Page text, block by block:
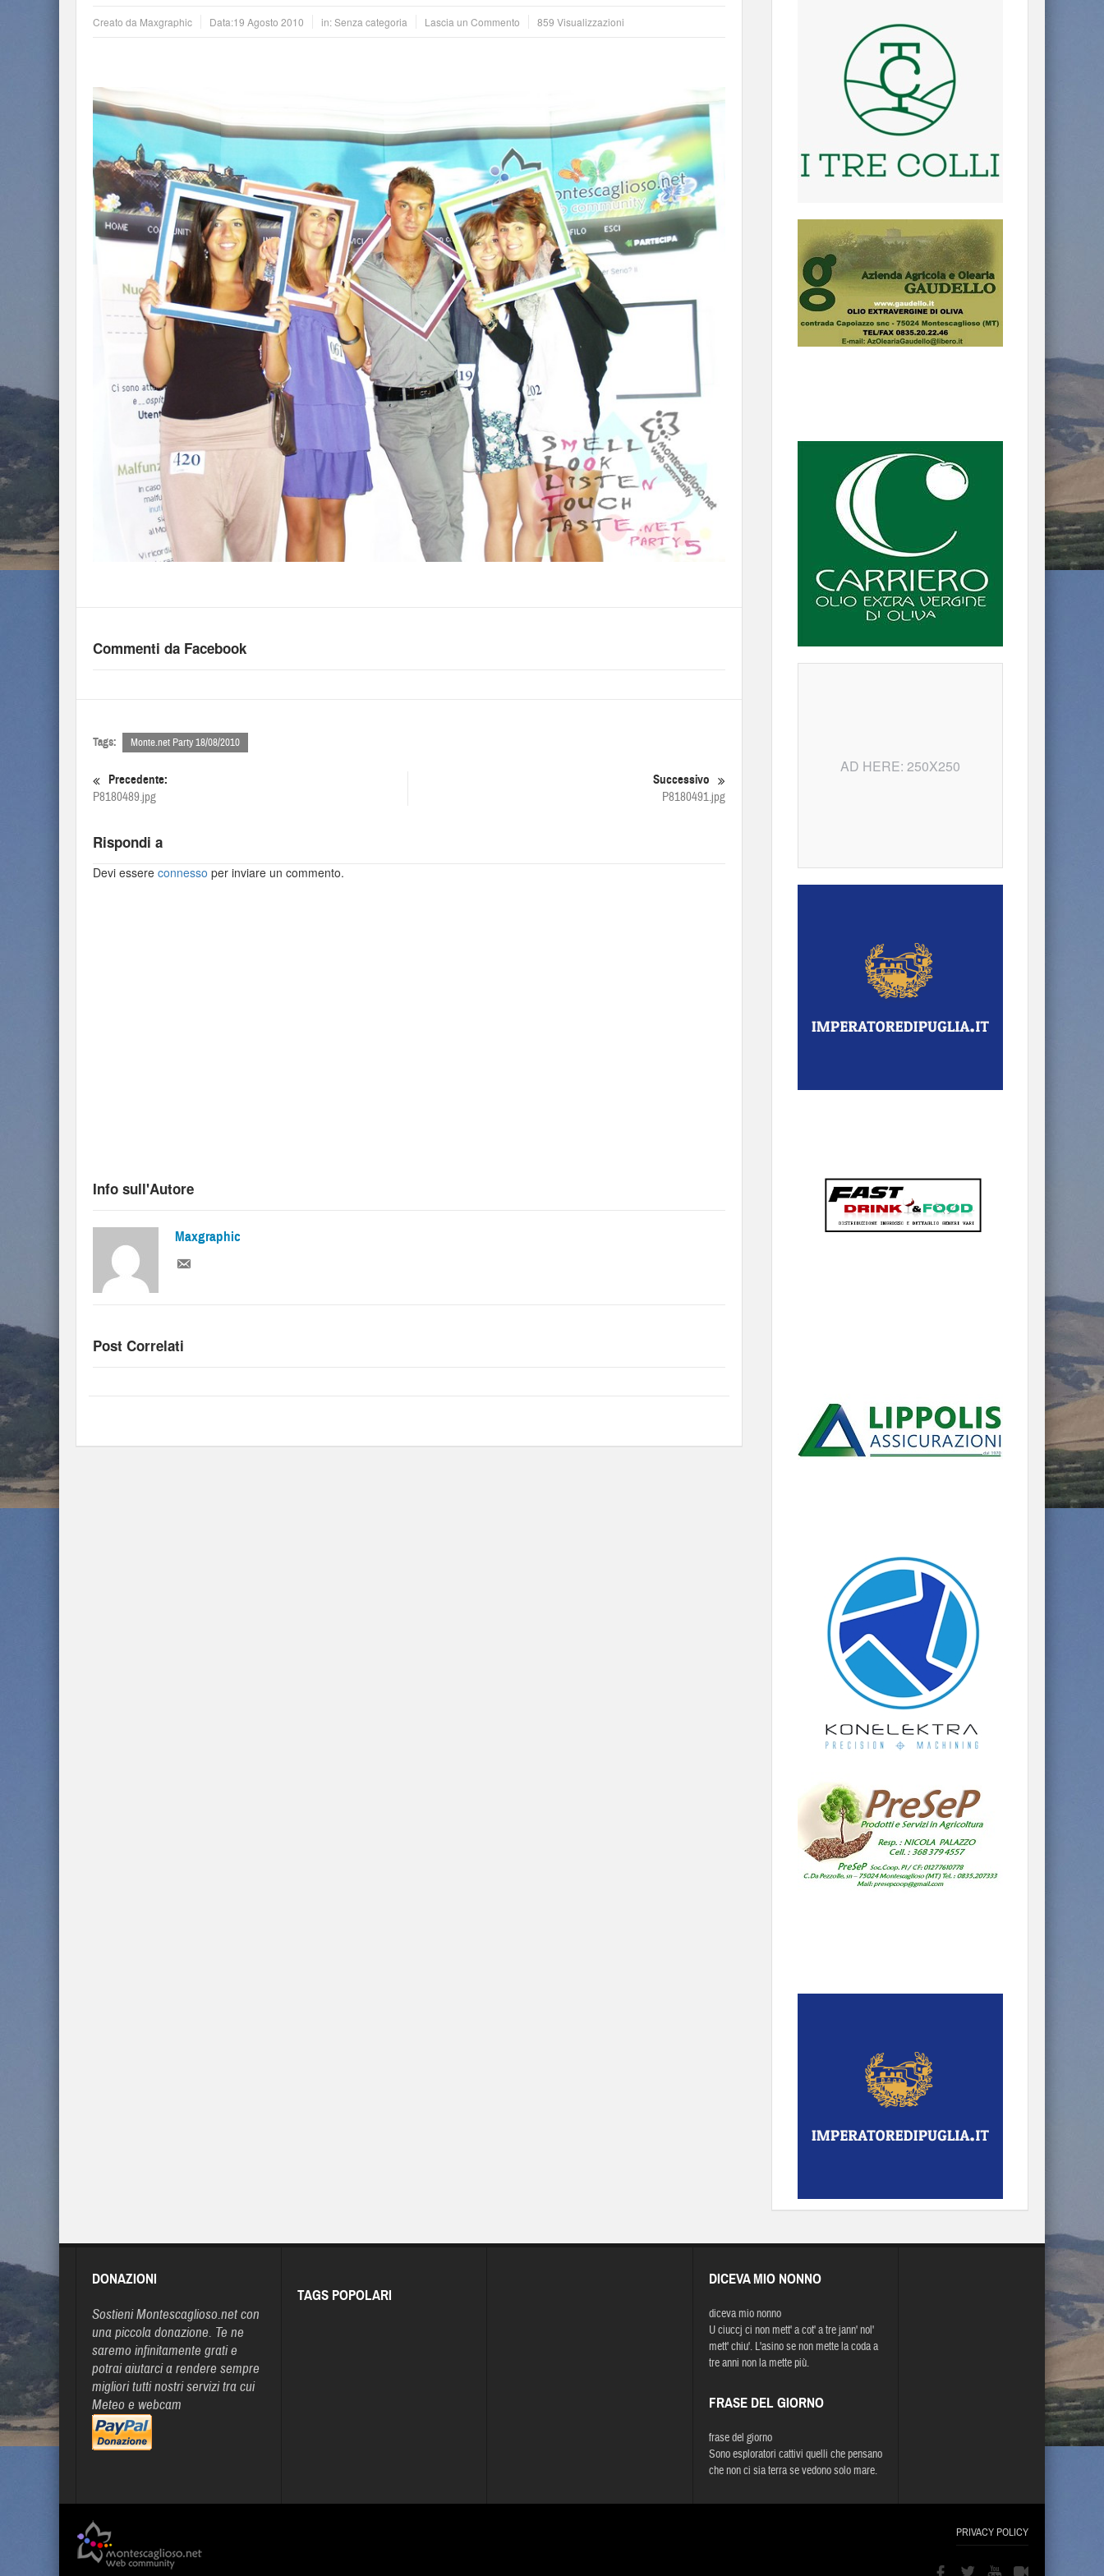
Creato da Maxgraphic Data:19 Agosto 2010 in: Senza categoria Lascia un Commento 859 Visualizzazioni
Commenti da Facebook
Tags: Monte.net Party 18/08/2010
Precedente:
P8180489.jpg
Successivo
P8180491.jpg
Rispondi a
Devi essere connesso per inviare un commento.
Info sull'Autore
Maxgraphic
Post Correlati
AD HERE: 250X250
DONAZIONI
Sostieni Montescaglioso.net con
una piccola donazione. Te ne
saremo infinitamente grati e
potrai aiutarci a rendere sempre
migliori tutti nostri servizi tra cui
Meteo e webcam
TAGS POPOLARI
DICEVA MIO NONNO
diceva mio nonno
U ciuccj ci non mett' a cot' a tre jann' nol'
mett' chiu'. L'asino se non mette la coda a
tre anni non la mette più.
FRASE DEL GIORNO
frase del giorno
Sono esploratori cattivi quelli che pensano
che non ci sia terra se vedono solo mare.
PRIVACY POLICY